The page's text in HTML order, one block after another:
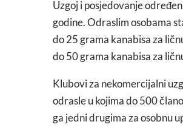
Uzgoj i posjedovanje
godine. Odraslim osobama
do 25 grama kanabisa za
do 50 grama kanabisa za
Klubovi za nekomercijalni
odrasle u kojima do 500
ga jedni drugima za osobnu